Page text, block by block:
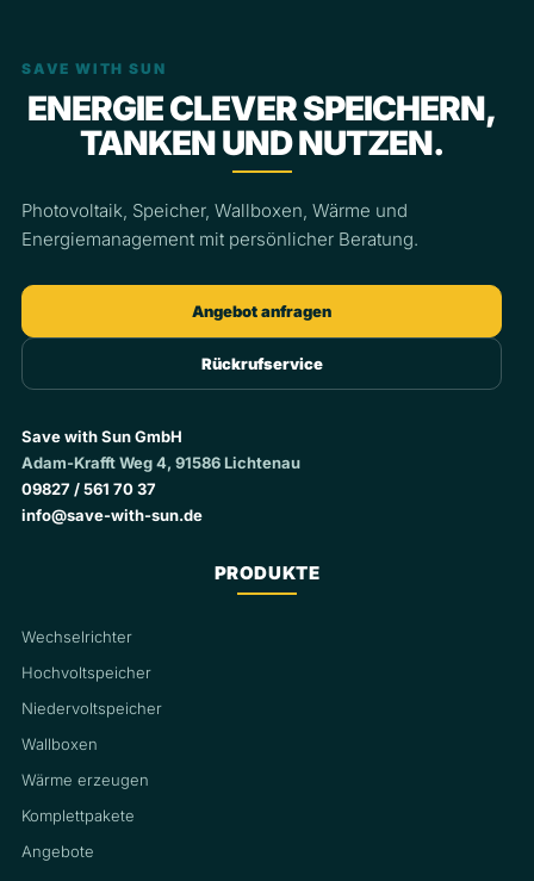
SAVE WITH SUN
ENERGIE CLEVER SPEICHERN,
TANKEN UND NUTZEN.
Photovoltaik, Speicher, Wallboxen, Wärme und
Energiemanagement mit persönlicher Beratung.
Angebot anfragen
Rückrufservice
Save with Sun GmbH
Adam-Krafft Weg 4, 91586 Lichtenau
09827 / 561 70 37
info@save-with-sun.de
PRODUKTE
Wechselrichter
Hochvoltspeicher
Niedervoltspeicher
Wallboxen
Wärme erzeugen
Komplettpakete
Angebote